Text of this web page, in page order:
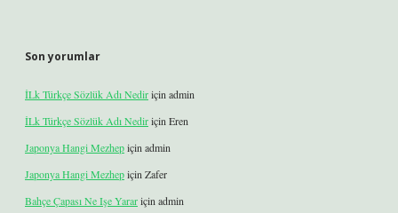
Son yorumlar
İLk Türkçe Sözlük Adı Nediriçin admin
İLk Türkçe Sözlük Adı Nediriçin Eren
Japonya Hangi Mezhepiçin admin
Japonya Hangi Mezhepiçin Zafer
Bahçe Çapası Ne Işe Yarariçin admin